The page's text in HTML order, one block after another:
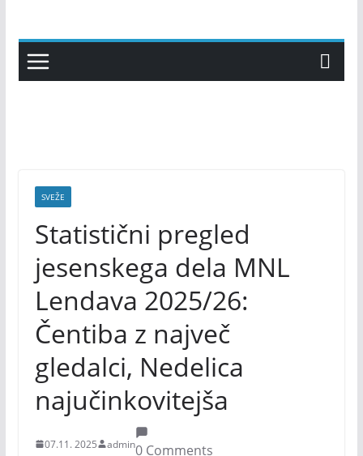
content
SVEŽE
Statistični pregled
jesenskega dela MNL
Lendava 2025/26:
Čentiba z največ
gledalci, Nedelica
najučinkovitejša
07.11. 2025 admin0 Comments